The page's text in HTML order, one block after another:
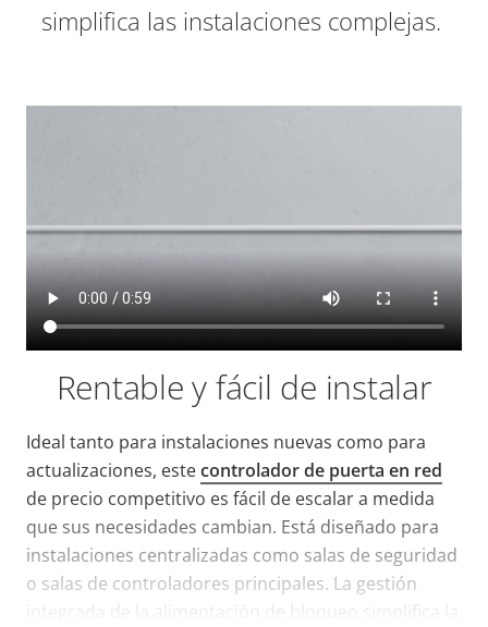
simplifica las instalaciones complejas.
Rentable y fácil de instalar
Ideal tanto para instalaciones nuevas como para
actualizaciones, estecontrolador de puerta en red
de precio competitivo es fácil de escalar a medida
que sus necesidades cambian. Está diseñado para
instalaciones centralizadas como salas de seguridad
o salas de controladores principales. La gestión
integrada de la alimentación de bloqueo simplifica la